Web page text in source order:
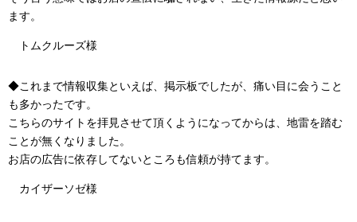
ます。
トムクルーズ様
◆これまで情報収集といえば、掲示板でしたが、痛い目に会うこと
も多かったです。
こちらのサイトを拝見させて頂くようになってからは、地雷を踏む
ことが無くなりました。
お店の広告に依存してないところも信頼が持てます。
カイザーソゼ様